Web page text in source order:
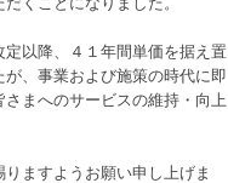
くことになりました。
以降、４１年間単価を据え置
、事業および施策の時代に即
まへのサービスの維持・向上
ますようお願い申し上げま